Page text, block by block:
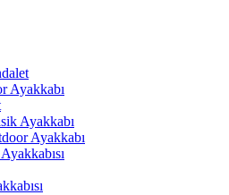
Ayakkabı
Ayakkabı
Ayakkabı